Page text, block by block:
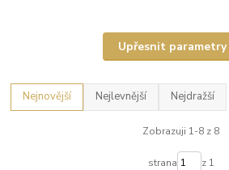
Upřesnit parametry
Nejnovější Nejlevnější Nejdražší
Zobrazuji 1-8 z 8
strana z 1